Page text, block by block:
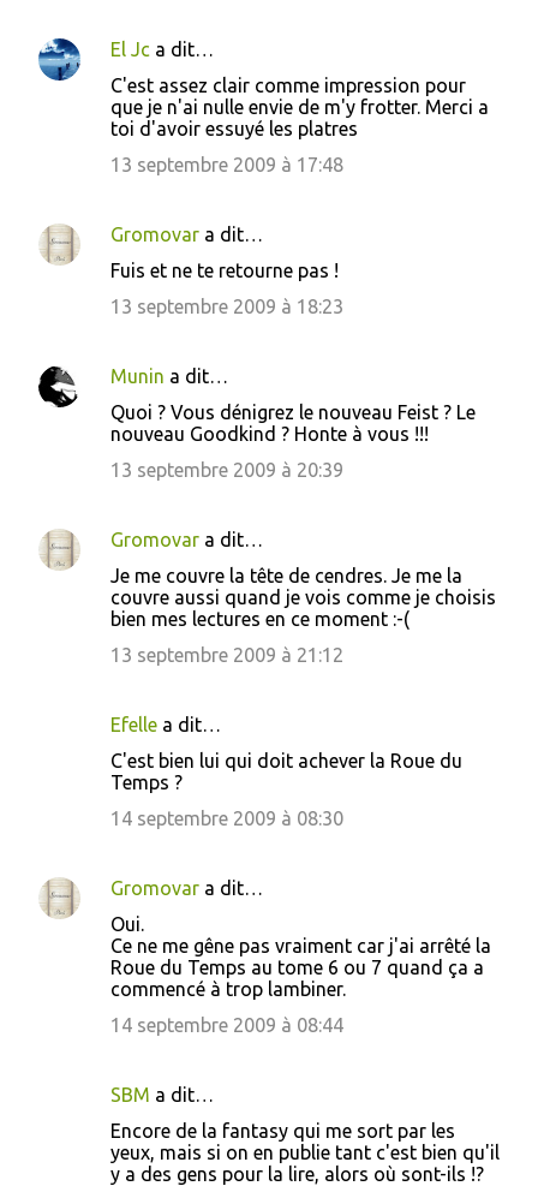
C
n
t
r
e
El Jc a dit…
C'est assez clair comme impression pour
que je n'ai nulle envie de m'y frotter. Merci a
toi d'avoir essuyé les platres
13 septembre 2009 à 17:48
Gromovar a dit…
Fuis et ne te retourne pas !
13 septembre 2009 à 18:23
Munin a dit…
Quoi ? Vous dénigrez le nouveau Feist ? Le
nouveau Goodkind ? Honte à vous !!!
13 septembre 2009 à 20:39
Gromovar a dit…
Je me couvre la tête de cendres. Je me la
couvre aussi quand je vois comme je choisis
bien mes lectures en ce moment :-(
13 septembre 2009 à 21:12
Efelle a dit…
C'est bien lui qui doit achever la Roue du
Temps ?
14 septembre 2009 à 08:30
Gromovar a dit…
Oui.
Ce ne me gêne pas vraiment car j'ai arrêté la
Roue du Temps au tome 6 ou 7 quand ça a
commencé à trop lambiner.
14 septembre 2009 à 08:44
SBM a dit…
Encore de la fantasy qui me sort par les
yeux, mais si on en publie tant c'est bien qu'il
y a des gens pour la lire, alors où sont-ils !?